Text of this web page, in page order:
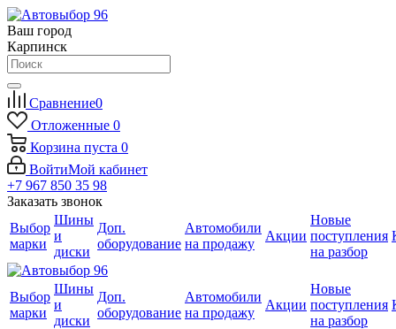
Ваш город
Карпинск
Сравнение0
Отложенные 0
Корзина пуста 0
ВойтиМой кабинет
+7 967 850 35 98
Заказать звонок
Выбор
марки
Шины
и
диски
Доп.
оборудование
Автомобили
на продажу
Акции
Новые
поступления
на разбор
Выбор
марки
Шины
и
диски
Доп.
оборудование
Автомобили
на продажу
Акции
Новые
поступления
на разбор